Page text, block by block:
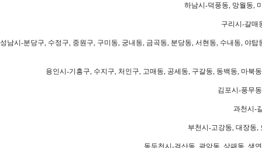
하남시-덕풍동, 망월동,
구리시-갈매
성남시-분당구, 수정구, 중원구, 구미동, 궁내동, 금곡동, 분당동, 서현동, 수내동, 야
용인시-기흥구, 수지구, 처인구, 고매동, 공세동, 구갈동, 동백동, 마북
김포시-풍무
과천시-
부천시-고강동, 대장동,
동두천시-걸산동, 광암동, 상패동, 생